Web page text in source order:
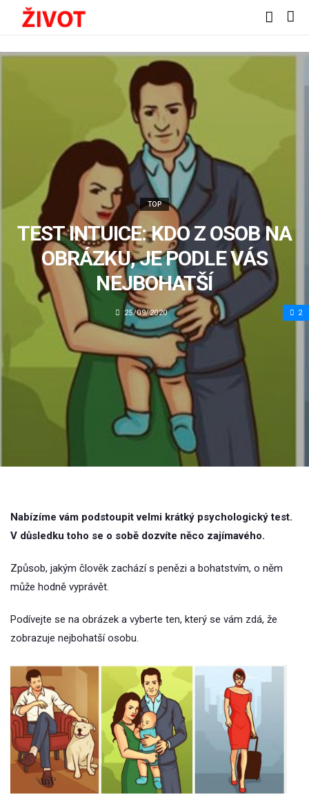
TOP
TEST INTUICE: KDO Z OSOB NA
OBRÁZKU, JE PODLE VÁS
NEJBOHATŠÍ
25/09/2020 2
Nabízíme vám podstoupit velmi krátký psychologický test.
V důsledku toho se o sobě dozvíte něco zajímavého.
Způsob, jakým člověk zachází s penězi a bohatstvím, o něm
může hodně vyprávět.
Podívejte se na obrázek a vyberte ten, který se vám zdá, že
zobrazuje nejbohatší osobu.